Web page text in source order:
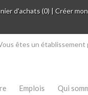
d'achats (0) |Créer
êtes un établissement
Emplois Qui